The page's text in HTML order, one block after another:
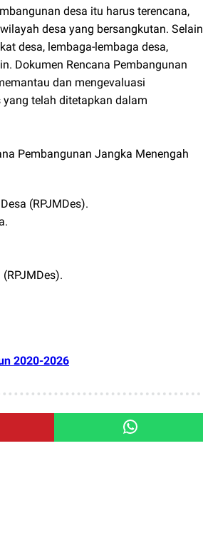
desa itu harus terencana,
desa yang bersangkutan. Selain
desa, lembaga-lembaga desa,
Dokumen Rencana Pembangunan
dan mengevaluasi
telah ditetapkan dalam
Pembangunan Jangka Menengah
(RPJMDes).
2020-2026